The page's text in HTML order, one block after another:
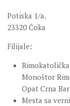
Potiska 1/a.
23320 Čoka
Filijale:
Monoštor
Opat Crna
Mesta sa